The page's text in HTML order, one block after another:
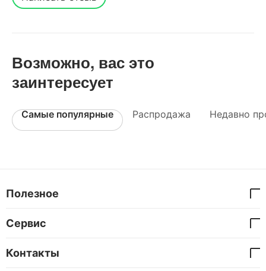
Возможно, вас это
заинтересует
Самые популярные Распродажа Недавно
Полезное
Сервис
Контакты